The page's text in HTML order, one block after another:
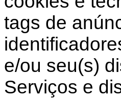
tags de
e/ou seu(s)
Serviços e